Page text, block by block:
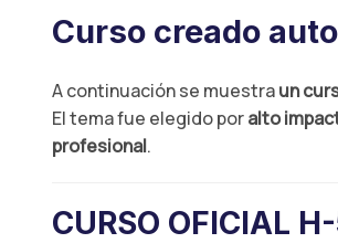
Curso creado
A continuación se muestraun
El tema fue elegido poralto
profesional.
CURSO OFICIAL